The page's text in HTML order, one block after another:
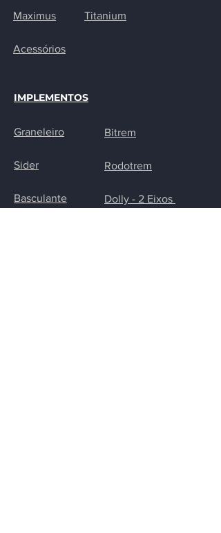
Maximus
Acessórios
Titanium
IMPLEMENTOS
Graneleiro
Sider
Basculante
Bitrem
Rodotrem
Dolly - 2 Eixos